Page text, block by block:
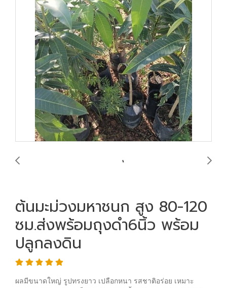
ต้นมะม่วงมหาชนก สูง 80-120
ซม.ส่งพร้อมถุงดำ6นิ้ว พร้อม
ปลูกลงดิน
ผลมีขนาดใหญ่ รูปทรงยาว เปลือกหนา รสชาติอร่อย เหมาะ